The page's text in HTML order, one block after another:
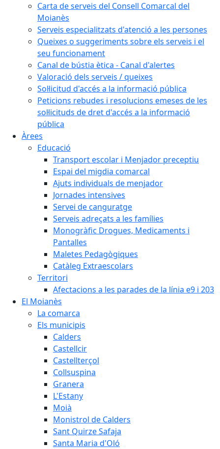
Carta de serveis del Consell Comarcal del
Moianès
Serveis especialitzats d'atenció a les persones
Queixes o suggeriments sobre els serveis i el
seu funcionament
Canal de bústia ètica - Canal d'alertes
Valoració dels serveis / queixes
Sol·licitud d'accés a la informació pública
Peticions rebudes i resolucions emeses de les
sol·licituds de dret d'accés a la informació
pública
Àrees
Educació
Transport escolar i Menjador preceptiu
Espai del migdia comarcal
Ajuts individuals de menjador
Jornades intensives
Servei de canguratge
Serveis adreçats a les famílies
Monogràfic Drogues, Medicaments i
Pantalles
Maletes Pedagògiques
Catàleg Extraescolars
Territori
Afectacions a les parades de la línia e9 i 203
El Moianès
La comarca
Els municipis
Calders
Castellcir
Castellterçol
Collsuspina
Granera
L'Estany
Moià
Monistrol de Calders
Sant Quirze Safaja
Santa Maria d'Oló